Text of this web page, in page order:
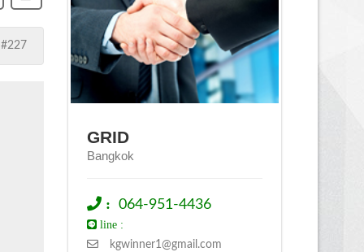
GRID
Bangkok
: 064-951-4436
line :
kgwinner1@gmail.com